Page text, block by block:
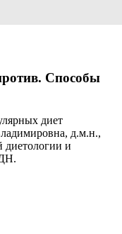
Способы
диет
д.м.н.,
диетологии и